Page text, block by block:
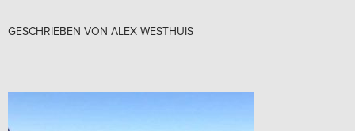
GESCHRIEBEN VON ALEX WESTHUIS